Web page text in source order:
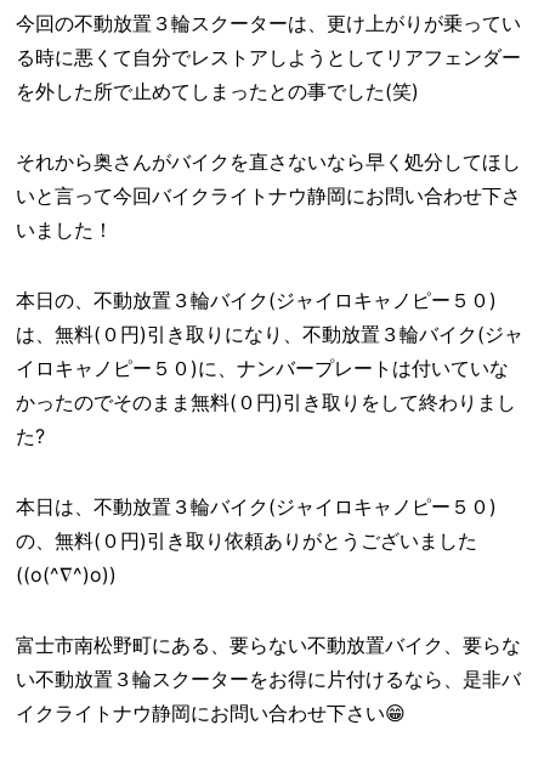
今回の不動放置３輪スクーターは、更け上がりが乗ってい
る時に悪くて自分でレストアしようとしてリアフェンダー
を外した所で止めてしまったとの事でした(笑)
それから奥さんがバイクを直さないなら早く処分してほし
いと言って今回バイクライトナウ静岡にお問い合わせ下さ
いました！
本日の、不動放置３輪バイク(ジャイロキャノピー５０)
は、無料(０円)引き取りになり、不動放置３輪バイク(ジャ
イロキャノピー５０)に、ナンバープレートは付いていな
かったのでそのまま無料(０円)引き取りをして終わりまし
た?
本日は、不動放置３輪バイク(ジャイロキャノピー５０)
の、無料(０円)引き取り依頼ありがとうございました
((o(^∇^)o))
富士市南松野町にある、要らない不動放置バイク、要らな
い不動放置３輪スクーターをお得に片付けるなら、是非バ
イクライトナウ静岡にお問い合わせ下さい😁